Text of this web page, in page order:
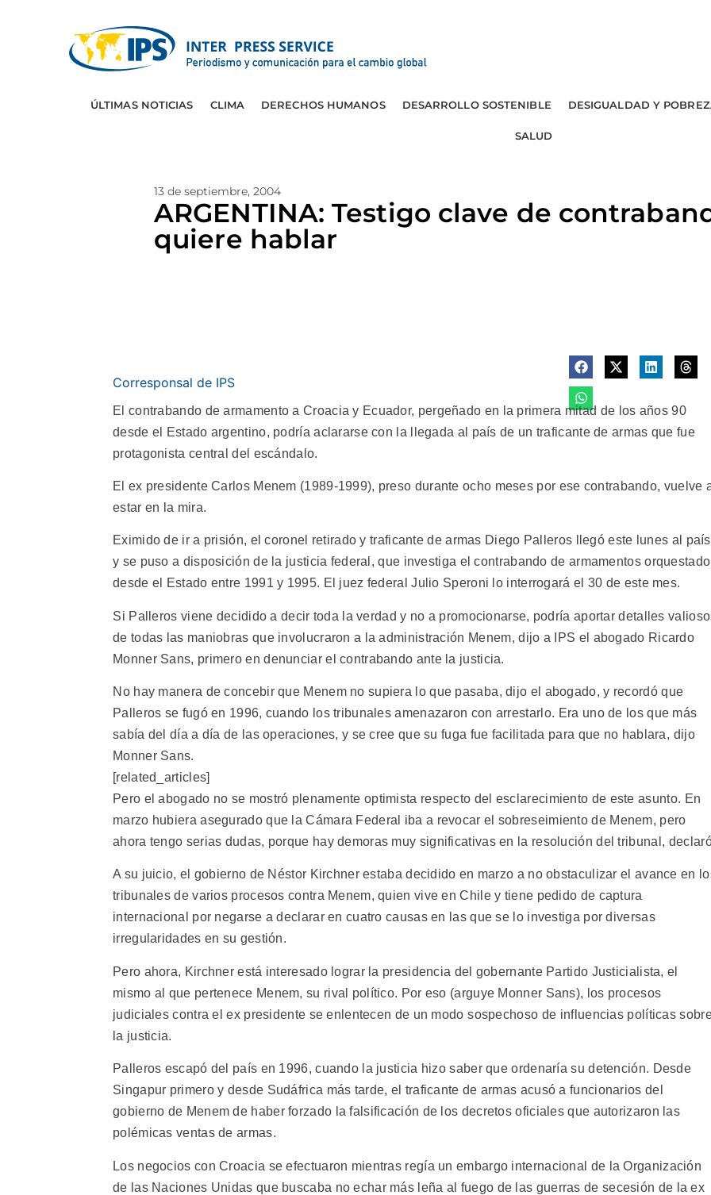
ÚLTIMAS NOTICIAS CLIMA DERECHOS HUMANOS DESARROLLO SOSTENIBLE DESIGUALDAD Y
SALUD
13 de septiembre, 2004
ARGENTINA: Testigo clave de
quiere hablar
Corresponsal de IPS
El contrabando de armamento a Croacia y Ecuador, pergeñado en la primera mitad de los años 90
desde el Estado argentino, podría aclararse con la llegada al país de un traficante de armas que fue
protagonista central del escándalo.
El ex presidente Carlos Menem (1989-1999), preso durante ocho meses por ese contrabando, vuelve
estar en la mira.
Eximido de ir a prisión, el coronel retirado y traficante de armas Diego Palleros llegó este lunes al país
y se puso a disposición de la justicia federal, que investiga el contrabando de armamentos orquestado
desde el Estado entre 1991 y 1995. El juez federal Julio Speroni lo interrogará el 30 de este mes.
Si Palleros viene decidido a decir toda la verdad y no a promocionarse, podría aportar detalles
de todas las maniobras que involucraron a la administración Menem, dijo a IPS el abogado Ricardo
Monner Sans, primero en denunciar el contrabando ante la justicia.
No hay manera de concebir que Menem no supiera lo que pasaba, dijo el abogado, y recordó que
Palleros se fugó en 1996, cuando los tribunales amenazaron con arrestarlo. Era uno de los que más
sabía del día a día de las operaciones, y se cree que su fuga fue facilitada para que no hablara, dijo
Monner Sans.
[related_articles]
Pero el abogado no se mostró plenamente optimista respecto del esclarecimiento de este asunto. En
marzo hubiera asegurado que la Cámara Federal iba a revocar el sobreseimiento de Menem, pero
ahora tengo serias dudas, porque hay demoras muy significativas en la resolución del tribunal,
A su juicio, el gobierno de Néstor Kirchner estaba decidido en marzo a no obstaculizar el avance en
tribunales de varios procesos contra Menem, quien vive en Chile y tiene pedido de captura
internacional por negarse a declarar en cuatro causas en las que se lo investiga por diversas
irregularidades en su gestión.
Pero ahora, Kirchner está interesado lograr la presidencia del gobernante Partido Justicialista, el
mismo al que pertenece Menem, su rival político. Por eso (arguye Monner Sans), los procesos
judiciales contra el ex presidente se enlentecen de un modo sospechoso de influencias políticas
la justicia.
Palleros escapó del país en 1996, cuando la justicia hizo saber que ordenaría su detención. Desde
Singapur primero y desde Sudáfrica más tarde, el traficante de armas acusó a funcionarios del
gobierno de Menem de haber forzado la falsificación de los decretos oficiales que autorizaron las
polémicas ventas de armas.
Los negocios con Croacia se efectuaron mientras regía un embargo internacional de la Organización
de las Naciones Unidas que buscaba no echar más leña al fuego de las guerras de secesión de la ex